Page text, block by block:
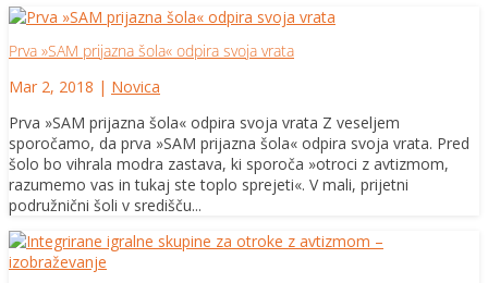
Prva »SAM prijazna šola« odpira svoja vrata
Mar 2, 2018 | Novica
Prva »SAM prijazna šola« odpira svoja vrata Z veseljem
sporočamo, da prva »SAM prijazna šola« odpira svoja vrata. Pred
šolo bo vihrala modra zastava, ki sporoča »otroci z avtizmom,
razumemo vas in tukaj ste toplo sprejeti«. V mali, prijetni
podružnični šoli v središču...